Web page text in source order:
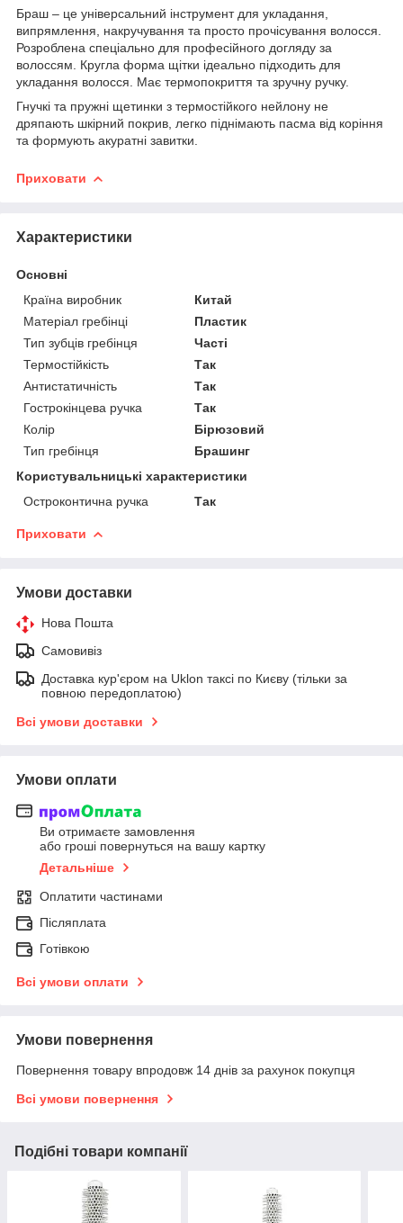
Браш – це універсальний інструмент для укладання,
випрямлення, накручування та просто прочісування волосся.
Розроблена спеціально для професійного догляду за
волоссям. Кругла форма щітки ідеально підходить для
укладання волосся. Має термопокриття та зручну ручку.
Гнучкі та пружні щетинки з термостійкого нейлону не
дряпають шкірний покрив, легко піднімають пасма від коріння
та формують акуратні завитки.
Приховати
Характеристики
Основні
Країна виробник
Китай
Матеріал гребінці
Пластик
Тип зубців гребінця
Часті
Термостійкість
Так
Антистатичність
Так
Гострокінцева ручка
Так
Колір
Бірюзовий
Тип гребінця
Брашинг
Користувальницькі характеристики
Остроконтична ручка
Так
Приховати
Умови доставки
Нова Пошта
Самовивіз
Доставка кур'єром на Uklon таксі по Києву (тільки за
повною передоплатою)
Всі умови доставки
Умови оплати
Ви отримаєте замовлення
або гроші повернуться на вашу картку
Детальніше
Оплатити частинами
Післяплата
Готівкою
Всі умови оплати
Умови повернення
Повернення товару впродовж 14 днів за рахунок покупця
Всі умови повернення
Подібні товари компанії